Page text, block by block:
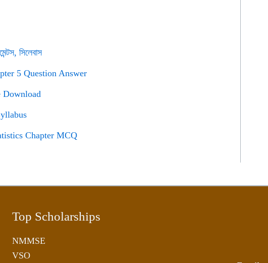
সিলেবাস
5 Question Answer
Download
Chapter MCQ
Top Scholarships
NMMSE
VSO